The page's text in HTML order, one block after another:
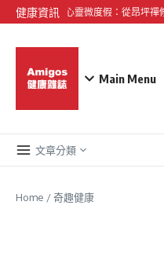
Skip to content
健康資訊
《大嶼山心靈微度假：從昂坪禪
Main Menu
文章分類
Home /奇趣健康